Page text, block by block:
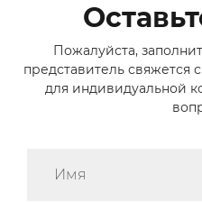
Пожалуйста,
представитель
для индивидуальной